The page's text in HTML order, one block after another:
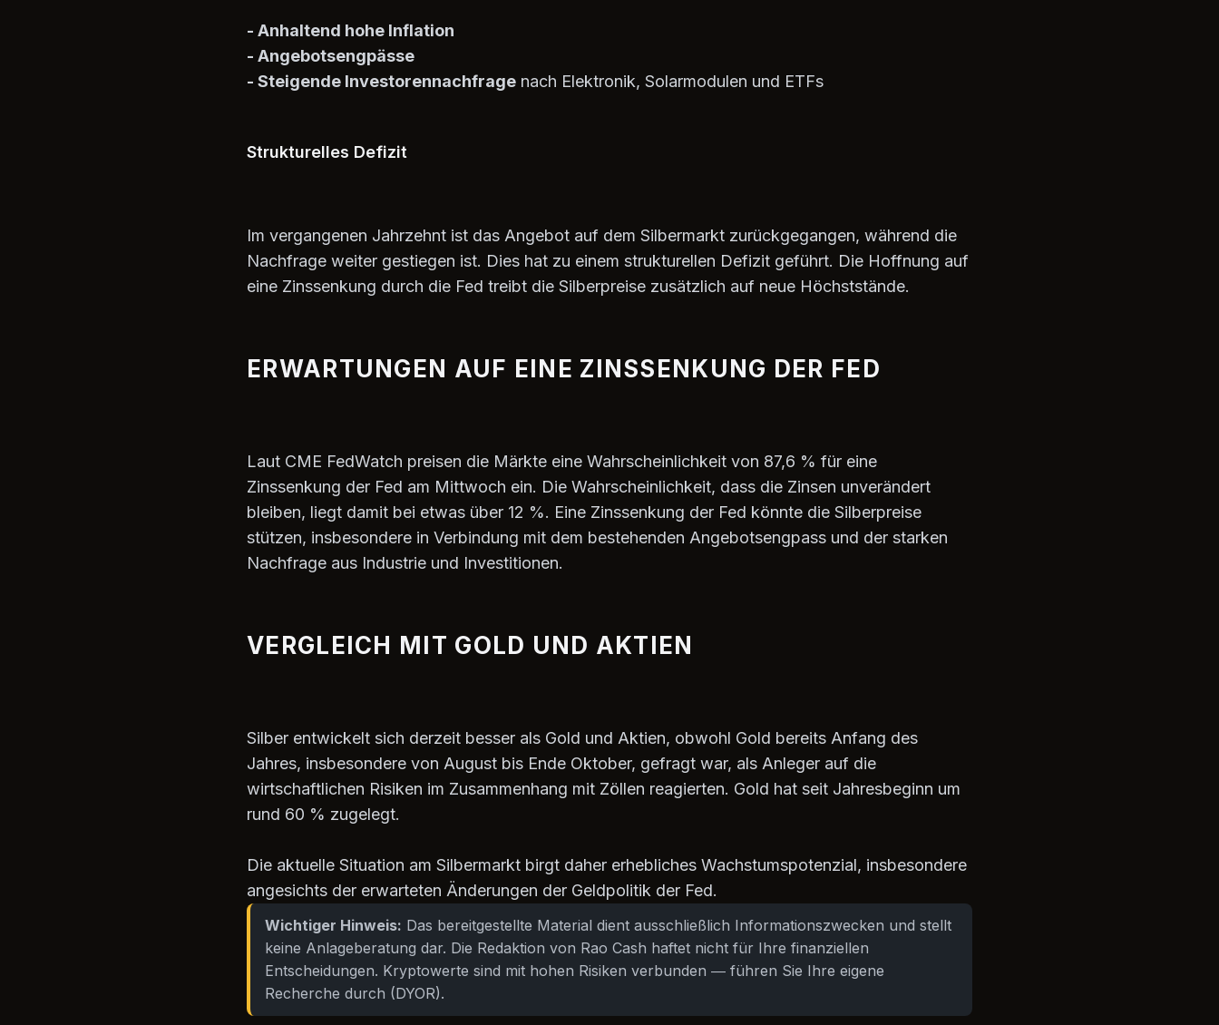
- Anhaltend hohe Inflation
- Angebotsengpässe
- Steigende Investorennachfrage nach Elektronik, Solarmodulen und ETFs
Strukturelles Defizit
Im vergangenen Jahrzehnt ist das Angebot auf dem Silbermarkt zurückgegangen, während die
Nachfrage weiter gestiegen ist. Dies hat zu einem strukturellen Defizit geführt. Die Hoffnung auf
eine Zinssenkung durch die Fed treibt die Silberpreise zusätzlich auf neue Höchststände.
ERWARTUNGEN AUF EINE ZINSSENKUNG DER FED
Laut CME FedWatch preisen die Märkte eine Wahrscheinlichkeit von 87,6 % für eine
Zinssenkung der Fed am Mittwoch ein. Die Wahrscheinlichkeit, dass die Zinsen unverändert
bleiben, liegt damit bei etwas über 12 %. Eine Zinssenkung der Fed könnte die Silberpreise
stützen, insbesondere in Verbindung mit dem bestehenden Angebotsengpass und der starken
Nachfrage aus Industrie und Investitionen.
VERGLEICH MIT GOLD UND AKTIEN
Silber entwickelt sich derzeit besser als Gold und Aktien, obwohl Gold bereits Anfang des
Jahres, insbesondere von August bis Ende Oktober, gefragt war, als Anleger auf die
wirtschaftlichen Risiken im Zusammenhang mit Zöllen reagierten. Gold hat seit Jahresbeginn um
rund 60 % zugelegt.
Die aktuelle Situation am Silbermarkt birgt daher erhebliches Wachstumspotenzial, insbesondere
angesichts der erwarteten Änderungen der Geldpolitik der Fed.
Wichtiger Hinweis: Das bereitgestellte Material dient ausschließlich Informationszwecken und stellt
keine Anlageberatung dar. Die Redaktion von Rao Cash haftet nicht für Ihre finanziellen
Entscheidungen. Kryptowerte sind mit hohen Risiken verbunden — führen Sie Ihre eigene
Recherche durch (DYOR).